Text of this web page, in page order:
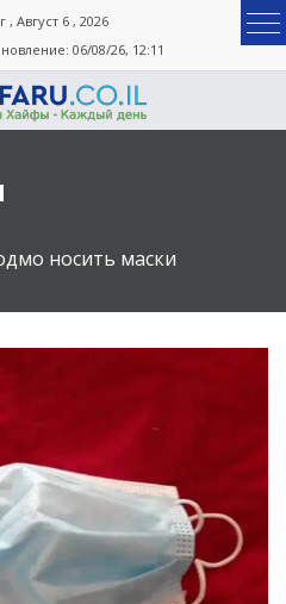
, Август 6 , 2026
06/08/26, 12:11
носить маски